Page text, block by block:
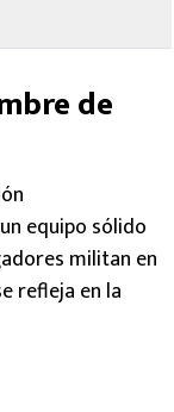
de
equipo sólido
militan en
refleja en la